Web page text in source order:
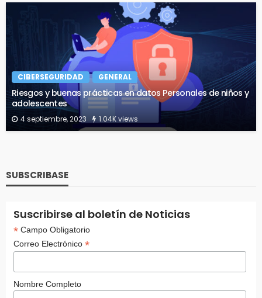
CIBERSEGURIDAD GENERAL
Riesgos y buenas prácticas en datos Personales de niños y
adolescentes
4 septiembre, 2023 1.04K views
SUBSCRIBASE
Suscribirse al boletín de Noticias
*Campo Obligatorio
Correo Electrónico *
Nombre Completo